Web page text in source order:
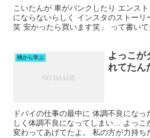
こいたんが 車がパンクしたり エンス
にならないらしく インスタのストーリ
笑 安かったら買います笑」 って書い
桃から学ぶ
よっこが
れてたん
ドバイの仕事の最中に 体調不良にな
しく体調不良になってしまい… よっこ
変わってあげてたよ。 私の方が力持ち